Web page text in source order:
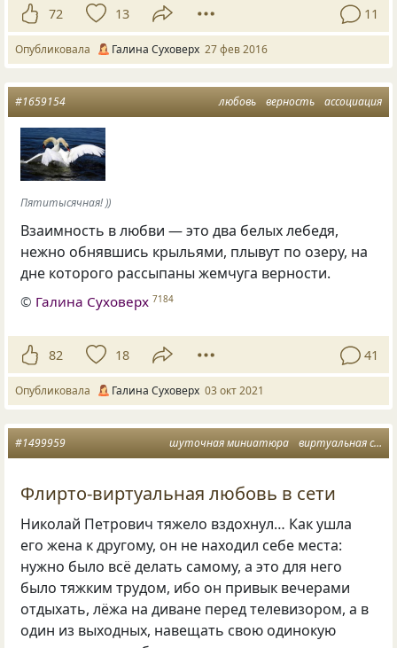
72 13 11
Опубликовала Галина Суховерх 27 фев 2016
любовь верность ассоциация
#1659154
Пятитысячная! ))
Взаимность в любви — это два белых лебедя,
нежно обнявшись крыльями, плывут по озеру, на
дне которого рассыпаны жемчуга верности.
© Галина Суховерх 7184
82 18 41
Опубликовала Галина Суховерх 03 окт 2021
шуточная миниатюра виртуальная сеть
#1499959
Флирто-виртуальная любовь в сети
Николай Петрович тяжело вздохнул… Как ушла
его жена к другому, он не находил себе места:
нужно было всё делать самому, а это для него
было тяжким трудом, ибо он привык вечерами
отдыхать, лёжа на диване перед телевизором, а в
один из выходных, навещать свою одинокую